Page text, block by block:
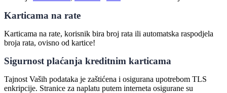
Karticama na rate
Karticama na rate, korisnik bira broj rata ili automatska raspodjela
broja rata, ovisno od kartice!
Sigurnost plaćanja kreditnim karticama
Tajnost Vaših podataka je zaštićena i osigurana upotrebom TLS
enkripcije. Stranice za naplatu putem interneta osigurane su